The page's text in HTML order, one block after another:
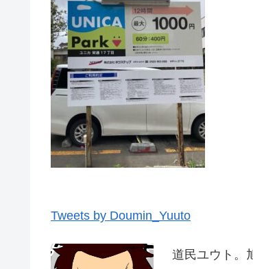
Tweets by Doumin_Yuuto
道民ユウト。